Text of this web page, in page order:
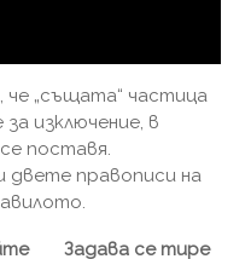
че „същата“ частица
изключение, в
поставя.
двете правописи на
Задава се тире